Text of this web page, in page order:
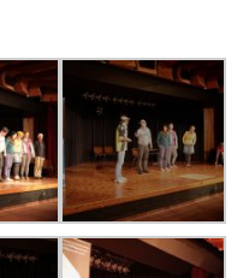
Förderung am